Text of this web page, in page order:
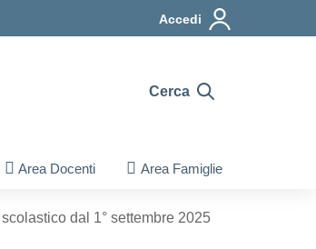
Accedi
Cerca
Area Docenti Area Famiglie
dal 1° settembre 2025